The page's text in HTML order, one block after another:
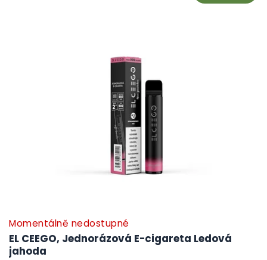
EL CEEGO, Jednorázová E-cigareta Ledová
jahoda
Momentálně nedostupné